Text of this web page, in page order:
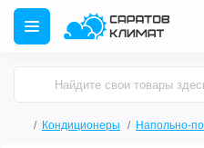
Кондиционеры Напольно-